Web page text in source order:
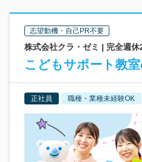
志望動機・自己PR不要
株式会社クラ・ゼミ | 完全週
こどもサポート教
正社員 職種・業種未経験OK